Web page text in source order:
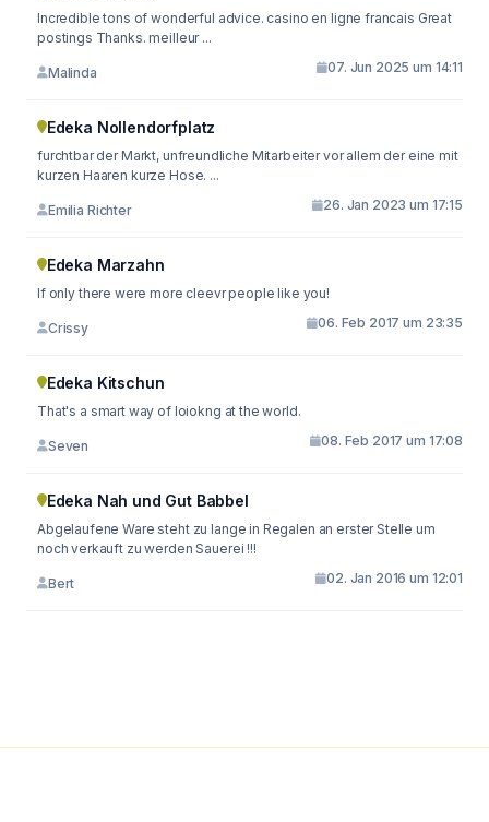
Incredible tons of wonderful advice. casino en ligne francais Great
postings Thanks. meilleur ...
Malinda 07. Jun 2025 um 14:11
Edeka Nollendorfplatz
furchtbar der Markt, unfreundliche Mitarbeiter vor allem der eine mit
kurzen Haaren kurze Hose. ...
Emilia Richter 26. Jan 2023 um 17:15
Edeka Marzahn
If only there were more cleevr people like you!
Crissy 06. Feb 2017 um 23:35
Edeka Kitschun
That's a smart way of loiokng at the world.
Seven 08. Feb 2017 um 17:08
Edeka Nah und Gut Babbel
Abgelaufene Ware steht zu lange in Regalen an erster Stelle um
noch verkauft zu werden Sauerei !!!
Bert 02. Jan 2016 um 12:01